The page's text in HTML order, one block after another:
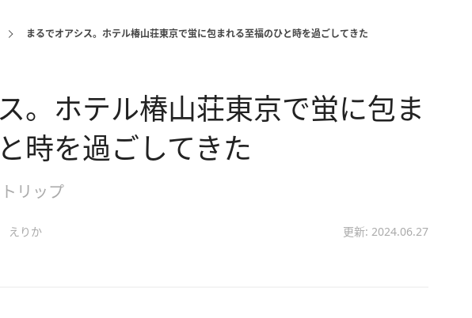
まるでオアシス。ホテル椿山荘東京で蛍に包まれる至福のひと時を過ごしてきた
。ホテル椿山荘東京で蛍に包ま
時を過ごしてきた
リップ
えりか 更新: 2024.06.27